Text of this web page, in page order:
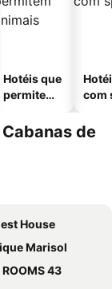
Hotéis que
permitem
com
de
House
Marisol
43